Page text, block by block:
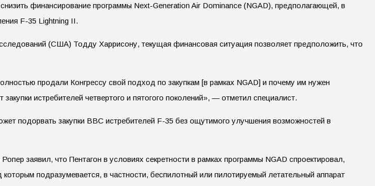
финансирование программы Next-Generation Air Dominance (NGAD), предполагающей, в
F-35 Lightning II.
(США) Тодду Харрисону, текущая финансовая ситуация позволяет предположить, что
продали Конгрессу свой подход по закупкам [в рамках NGAD] и почему им нужен
истребителей четвертого и пятогого поколений», — отметил специалист.
подорвать закупки ВВС истребителей F-35 без ощутимого улучшения возможностей в
заявил, что Пентагон в условиях секретности в рамках программы NGAD спроектировал,
подразумевается, в частности, беспилотный или пилотируемый летательный аппарат